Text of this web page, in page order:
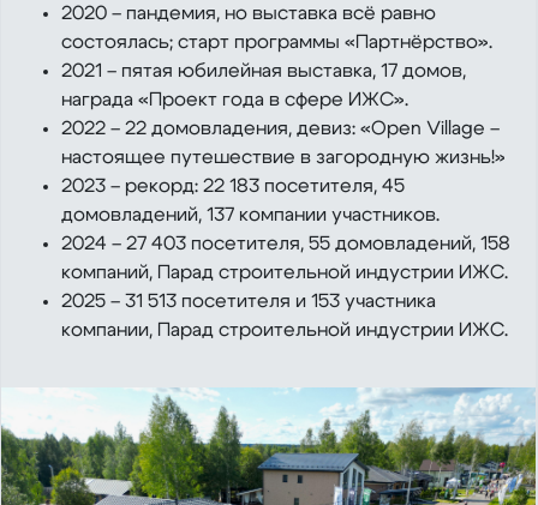
2020 – пандемия, но выставка всё равно
состоялась; старт программы «Партнёрство».
2021 – пятая юбилейная выставка, 17 домов,
награда «Проект года в сфере ИЖС».
2022 – 22 домовладения, девиз: «Open Village –
настоящее путешествие в загородную жизнь!»
2023 – рекорд: 22 183 посетителя, 45
домовладений, 137 компании участников.
2024 – 27 403 посетителя, 55 домовладений, 158
компаний, Парад строительной индустрии ИЖС.
2025 – 31 513 посетителя и 153 участника
компании, Парад строительной индустрии ИЖС.